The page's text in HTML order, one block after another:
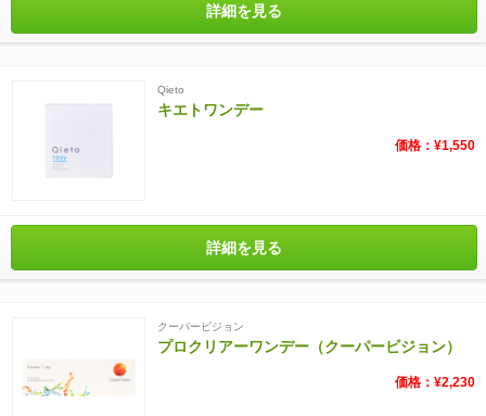
詳細を見る
Qieto
キエトワンデー
価格：¥1,550
詳細を見る
クーパービジョン
プロクリアーワンデー（クーパービジョン）
価格：¥2,230